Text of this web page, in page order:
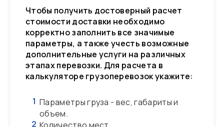
Чтобы получить достоверный расчет
стоимости доставки необходимо
корректно заполнить все значимые
параметры, а также учесть возможные
дополнительные услуги на различных
этапах перевозки. Для расчета в
калькуляторе грузоперевозок укажите:
1 Параметры груза - вес, габариты и
объем.
2